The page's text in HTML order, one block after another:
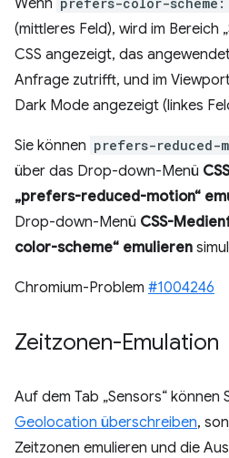
Wenn prefers-color-
(mittleres Feld), wird im Bereich
CSS angezeigt, das
Anfrage zutrifft, und im
Dark Mode angezeigt (linkes
Sie können prefers-reduced-
über das Drop-down-Menü
„prefers-reduced-motion“
Drop-down-Menü CSS-
color-scheme“ emulieren
Chromium-Problem #1004246
Zeitzonen-Emulation
Auf dem Tab „Sensors“ können
Geolocation überschreiben,
Zeitzonen emulieren und die